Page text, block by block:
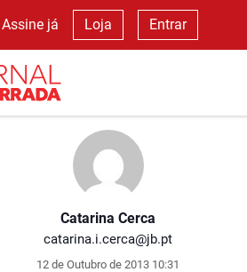
Assine já Loja Entrar
Catarina Cerca
catarina.i.cerca@jb.pt
12 de Outubro de 2013 10:31